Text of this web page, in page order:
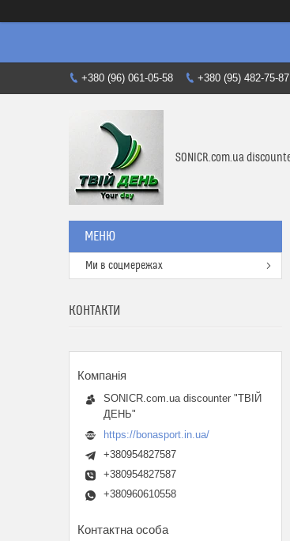
+380 (96) 061-05-58 +380 (95) 482-75-87
SONICR.com.ua
Ми в соцмережах
КОНТАКТИ
SONICR.com.ua discounter "ТВІЙ
ДЕНЬ"
https://bonasport.in.ua/
+380954827587
+380954827587
+380960610558